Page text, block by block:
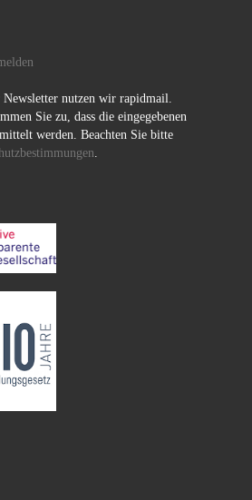
Newsletter nutzen wir rapidmail.
Sie zu, dass die eingegebenen
werden. Beachten Sie bitte